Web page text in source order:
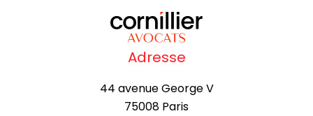
Adresse
44 avenue George V
75008 Paris